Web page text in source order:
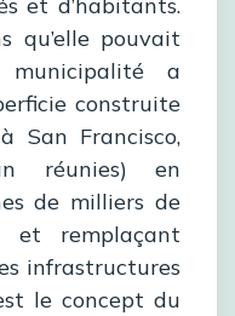
qu’elle pouvait
a
construite
San Francisco,
réunies) en
de milliers de
et remplaçant
infrastructures
le concept du